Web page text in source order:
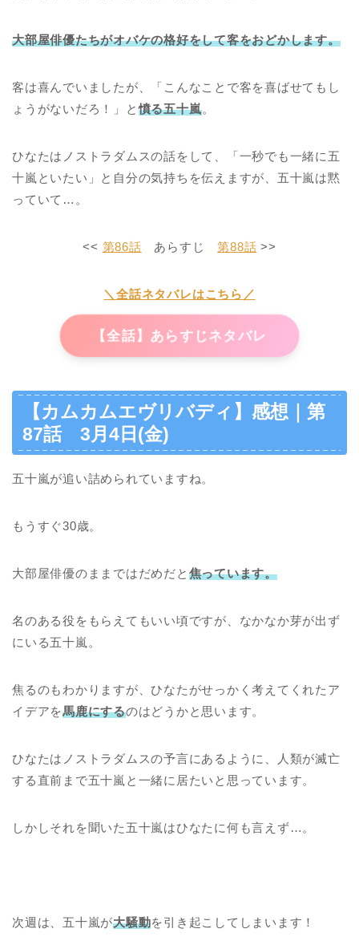
大部屋俳優たちがオバケの格好をして客をおどかします。
客は喜んでいましたが、「こんなことで客を喜ばせてもし
ょうがないだろ！」と憤る五十嵐。
ひなたはノストラダムスの話をして、「一秒でも一緒に五
十嵐といたい」と自分の気持ちを伝えますが、五十嵐は黙
っていて…。
<< 第86話 あらすじ第88話 >>
＼全話ネタバレはこちら／
【全話】あらすじネタバレ
【カムカムエヴリバディ】感想｜第
87話 3月4日(金)
五十嵐が追い詰められていますね。
もうすぐ30歳。
大部屋俳優のままではだめだと 焦っています。
名のある役をもらえてもいい頃ですが、なかなか芽が出ず
にいる五十嵐。
焦るのもわかりますが、ひなたがせっかく考えてくれたア
イデアを馬鹿にするのはどうかと思います。
ひなたはノストラダムスの予言にあるように、人類が滅亡
する直前まで五十嵐と一緒に居たいと思っています。
しかしそれを聞いた五十嵐はひなたに何も言えず…。
次週は、五十嵐が大騒動を引き起こしてしまいます！